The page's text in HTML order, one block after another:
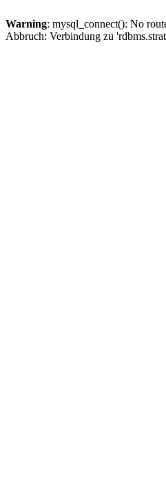
Warning: mysql_connect(): No
Abbruch: Verbindung zu